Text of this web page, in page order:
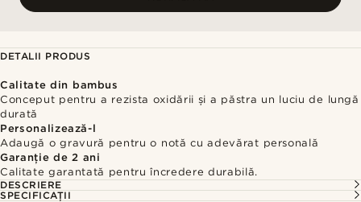
DETALII PRODUS
Calitate din bambus
Conceput pentru a rezista oxidării și a păstra un luciu de lungă
durată
Personalizează-l
Adaugă o gravură pentru o notă cu adevărat personală
Garanție de 2 ani
Calitate garantată pentru încredere durabilă.
DESCRIERE
SPECIFICAȚII